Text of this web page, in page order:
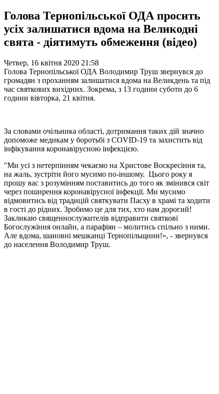
Голова Тернопільської ОДА просить
усіх залишатися вдома на Великодні
свята - діятимуть обмеження (відео)
Четвер, 16 квітня 2020 21:58
Голова Тернопільської ОДА Володимир Труш звернувся до
громадян з проханням залишатися вдома на Великдень та під
час святкових вихідних. Зокрема, з 13 години суботи до 6
години вівторка, 21 квітня.
За словами очільника області, дотримання таких дій значно
допоможе медикам у боротьбі з COVID-19 та захистить від
інфікування коронавірусною інфекцією.
"Ми усі з нетерпінням чекаємо на Христове Воскресіння та,
на жаль, зустріти його мусимо по-іншому. Цього року я
прошу вас з розумінням поставитись до того як змінився світ
через поширення коронавірусної інфекції. Ми мусимо
відмовитись від традицій святкувати Пасху в храмі та ходити
в гості до рідних. Зробимо це для тих, хто нам дорогий!
Закликаю священнослужителів відправити святкові
Богослужіння онлайн, а парафіян – молитись спільно з ними.
Але вдома, шановні мешканці Тернопільщини!», - звернувся
до населення Володимир Труш.